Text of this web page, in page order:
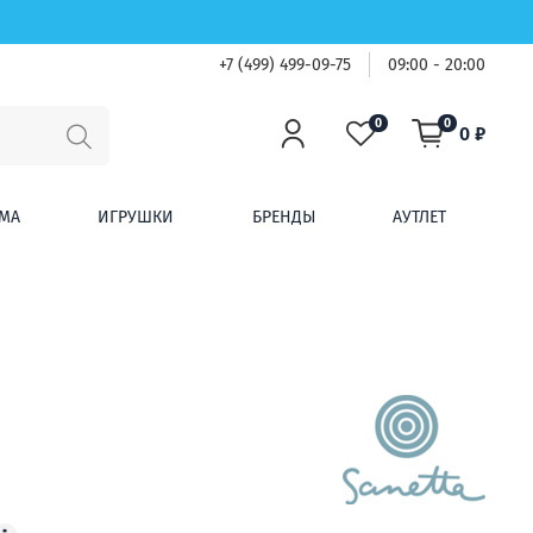
+7 (499) 499-09-75 09:00 - 20:00
0 0 0 ₽
ИГРУШКИ БРЕНДЫ АУТЛЕТ